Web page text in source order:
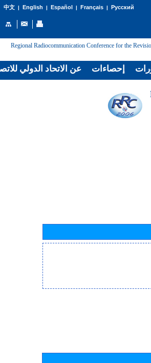
中文| English | Español | Français| Русский
: [Regional Radiocommunication Conference for the
عن الاتحاد الدولي إحصاءات